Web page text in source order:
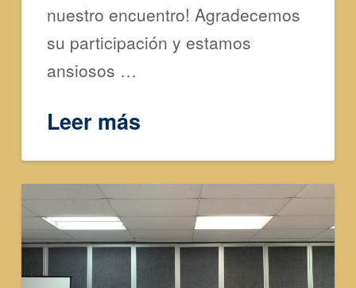
nuestro encuentro! Agradecemos
su participación y estamos
ansiosos …
Leer más